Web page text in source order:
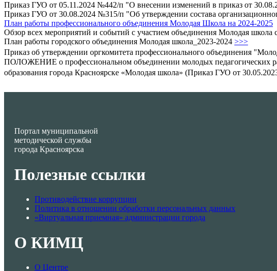
Приказ ГУО от 05.11.2024 №442/п "О внесении изменений в приказ от
Приказ ГУО от 30.08.2024 №315/п "Об утверждении состава
План работы профессионального объединения Молодая Школа на 2024-2025
Обзор всех мероприятий и событий с участием объединения Молодая школа
План работы городского объединения Молодая школа_2023-2024 >>>
Приказ об утверждении оргкомитета профессионального объединения
ПОЛОЖЕНИЕ о профессиональном объединении молодых педагогических
образования города Красноярске «Молодая школа» (Приказ ГУО от
Портал муниципальной
методической службы
города Красноярска
Полезные ссылки
Противодействие коррупции
Политика в отношении обработки персональных данных
«Виртуальная приемная» администрации города
О КИМЦ
О Центре